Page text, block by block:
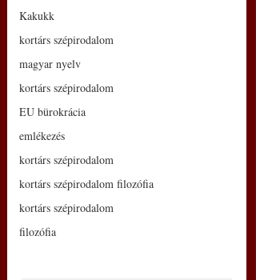
Kakukk
kortárs szépirodalom
magyar nyelv
kortárs szépirodalom
EU bürokrácia
emlékezés
kortárs szépirodalom
kortárs szépirodalom filozófia
kortárs szépirodalom
filozófia